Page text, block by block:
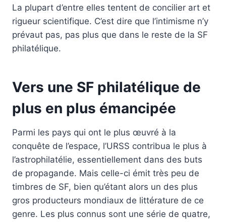
La plupart d’entre elles tentent de concilier art et
rigueur scientifique. C’est dire que l’intimisme n’y
prévaut pas, pas plus que dans le reste de la SF
philatélique.
Vers une SF philatélique de
plus en plus émancipée
Parmi les pays qui ont le plus œuvré à la
conquête de l’espace, l’URSS contribua le plus à
l’astrophilatélie, essentiellement dans des buts
de propagande. Mais celle-ci émit très peu de
timbres de SF, bien qu’étant alors un des plus
gros producteurs mondiaux de littérature de ce
genre. Les plus connus sont une série de quatre,